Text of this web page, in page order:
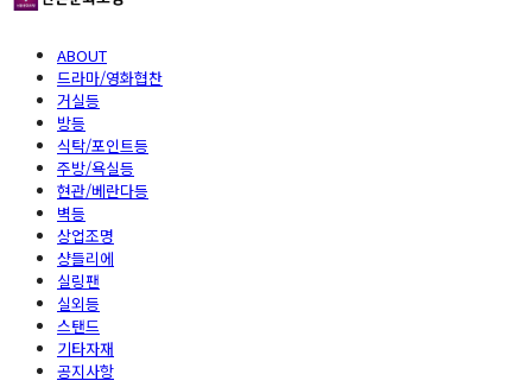
ABOUT
드라마/영화협찬
거실등
방등
식탁/포인트등
주방/욕실등
현관/베란다등
벽등
상업조명
샹들리에
실링팬
실외등
스탠드
기타자재
공지사항